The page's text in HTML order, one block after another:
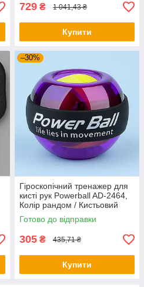
729 ₴ 1 041,43 ₴
Купити
–30%
Гіроскопічний тренажер для
кисті рук Powerball AD-2464,
Колір рандом / Кистьовий
еспандер / Гіроскопічний
еспандер
Готово до відправки
305 ₴ 435,71 ₴
Купити